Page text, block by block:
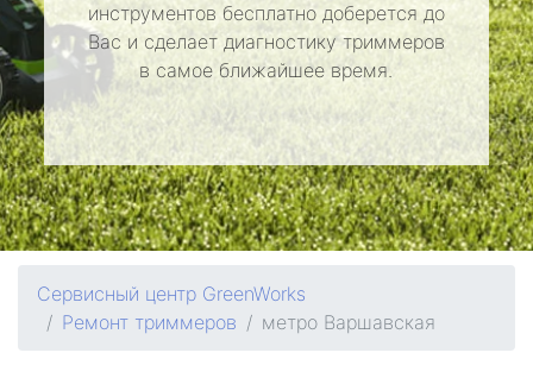
инструментов бесплатно доберется до
Вас и сделает диагностику триммеров
в самое ближайшее время.
Сервисный центр GreenWorks
Ремонт триммеров
метро Варшавская